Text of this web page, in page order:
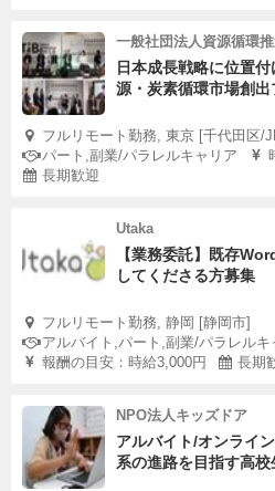
一般社団法人資源循環
日本成長戦略に位置
源・炭素循環市場創
フルリモート勤務, 東京 [千代田区/
パート,副業/パラレルキャリア
長期歓迎
Utaka
【業務委託】既存
してくださる方募集
フルリモート勤務, 静岡 [静岡市]
アルバイト,パート,副業/パラレルキ
報酬の目安：時給3,000円
長期
NPO法人キッズドア
アルバイト/オンライ
系の進路を目指す高校